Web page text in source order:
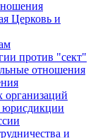
Церковь и
против "сект"
отношения
организаций
юрисдикции
и